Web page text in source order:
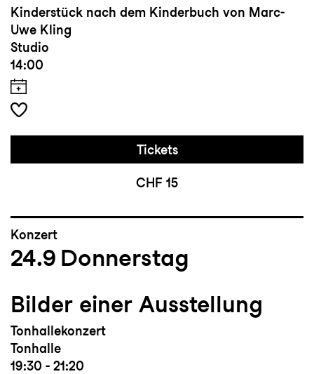
Kinderstück nach dem Kinderbuch von Marc-
Uwe Kling
Studio
14:00
Tickets
CHF 15
Konzert
24.9 Donnerstag
Bilder einer Ausstellung
Tonhallekonzert
Tonhalle
19:30 - 21:20